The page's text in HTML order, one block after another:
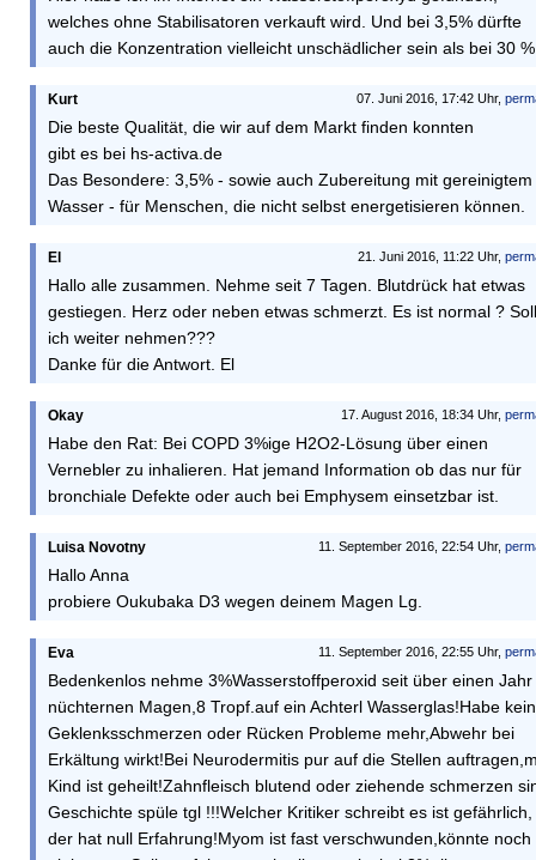
welches ohne Stabilisatoren verkauft wird. Und bei 3,5% dürfte
auch die Konzentration vielleicht unschädlicher sein als bei 30
07. Juni 2016, 17:42 Uhr,
Kurt
Die beste Qualität, die wir auf dem Markt finden konnten
gibt es bei hs-activa.de
Das Besondere: 3,5% - sowie auch Zubereitung mit gereinigtem
Wasser - für Menschen, die nicht selbst energetisieren können.
21. Juni 2016, 11:22 Uhr,
El
Hallo alle zusammen. Nehme seit 7 Tagen. Blutdrück hat etwas
gestiegen. Herz oder neben etwas schmerzt. Es ist normal ? Soll
ich weiter nehmen???
Danke für die Antwort. El
17. August 2016, 18:34 Uhr,
Okay
Habe den Rat: Bei COPD 3%ige H2O2-Lösung über einen
Vernebler zu inhalieren. Hat jemand Information ob das nur für
bronchiale Defekte oder auch bei Emphysem einsetzbar ist.
11. September 2016, 22:54 Uhr,
Luisa Novotny
Hallo Anna
probiere Oukubaka D3 wegen deinem Magen Lg.
11. September 2016, 22:55 Uhr,
Eva
Bedenkenlos nehme 3%Wasserstoffperoxid seit über einen
nüchternen Magen,8 Tropf.auf ein Achterl Wasserglas!Habe
Geklenksschmerzen oder Rücken Probleme mehr,Abwehr bei
Erkältung wirkt!Bei Neurodermitis pur auf die Stellen
Kind ist geheilt!Zahnfleisch blutend oder ziehende schmerzen
Geschichte spüle tgl !!!Welcher Kritiker schreibt es ist gefährlich,
der hat null Erfahrung!Myom ist fast verschwunden,könnte noch